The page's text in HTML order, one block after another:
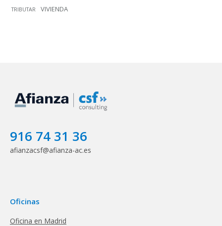
TRIBUTAR
VIVIENDA
916 74 31 36
afianzacsf@afianza-ac.es
Oficinas
Oficina en Madrid